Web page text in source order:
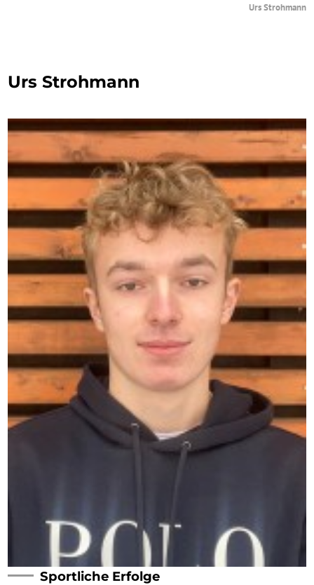
Urs Strohmann
Urs Strohmann
Sportliche Erfolge